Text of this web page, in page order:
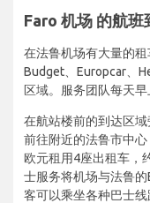
Faro 机场 的航班
在法鲁机场有大量的租
Budget、Europcar、
区域。服务团队每天早
在航站楼前的到达区
前往附近的法鲁市中
欧元租用4座出租车，
士服务将机场与法鲁
客可以乘坐各种巴士线